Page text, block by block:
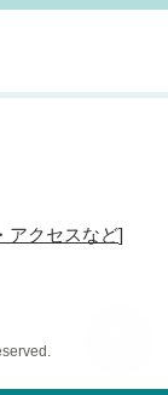
アクセスなど]